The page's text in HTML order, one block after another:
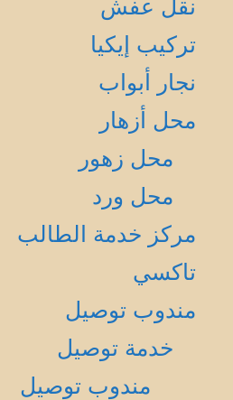
نقل عفش
تركيب إيكيا
نجار أبواب
محل أزهار
محل زهور
محل ورد
مركز خدمة الطالب
تاكسي
مندوب توصيل
خدمة توصيل
مندوب توصيل